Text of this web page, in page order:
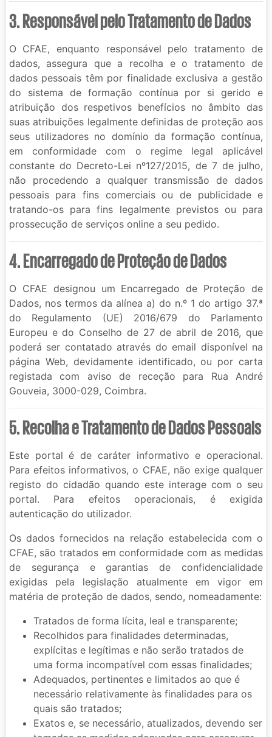
3. Responsável pelo Tratamento de Dados
O CFAE, enquanto responsável pelo tratamento de
dados, assegura que a recolha e o tratamento de
dados pessoais têm por finalidade exclusiva a gestão
do sistema de formação contínua por si gerido e
atribuição dos respetivos benefícios no âmbito das
suas atribuições legalmente definidas de proteção aos
seus utilizadores no domínio da formação contínua,
em conformidade com o regime legal aplicável
constante do Decreto-Lei nº127/2015, de 7 de julho,
não procedendo a qualquer transmissão de dados
pessoais para fins comerciais ou de publicidade e
tratando-os para fins legalmente previstos ou para
prossecução de serviços online a seu pedido.
4. Encarregado de Proteção de Dados
O CFAE designou um Encarregado de Proteção de
Dados, nos termos da alínea a) do n.º 1 do artigo 37.ª
do Regulamento (UE) 2016/679 do Parlamento
Europeu e do Conselho de 27 de abril de 2016, que
poderá ser contatado através do email disponível na
página Web, devidamente identificado, ou por carta
registada com aviso de receção para Rua André
Gouveia, 3000-029, Coimbra.
5. Recolha e Tratamento de Dados Pessoais
Este portal é de caráter informativo e operacional.
Para efeitos informativos, o CFAE, não exige qualquer
registo do cidadão quando este interage com o seu
portal. Para efeitos operacionais, é exigida
autenticação do utilizador.
Os dados fornecidos na relação estabelecida com o
CFAE, são tratados em conformidade com as medidas
de segurança e garantias de confidencialidade
exigidas pela legislação atualmente em vigor em
matéria de proteção de dados, sendo, nomeadamente:
Tratados de forma lícita, leal e transparente;
Recolhidos para finalidades determinadas,
explícitas e legítimas e não serão tratados de
uma forma incompatível com essas finalidades;
Adequados, pertinentes e limitados ao que é
necessário relativamente às finalidades para os
quais são tratados;
Exatos e, se necessário, atualizados, devendo ser